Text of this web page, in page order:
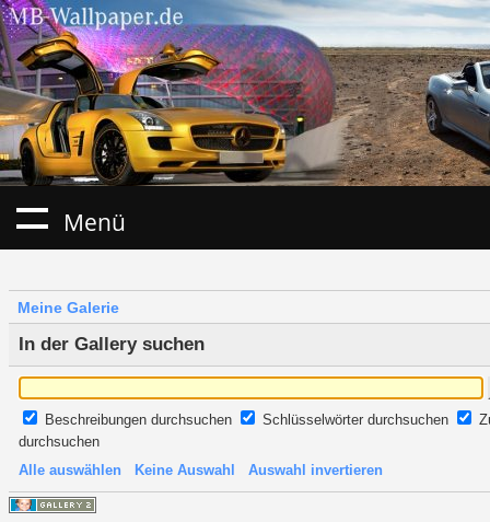
Menü
Meine Galerie
In der Gallery suchen
Beschreibungen durchsuchen Schlüsselwörter durchsuchen
durchsuchen
Alle auswählen
Keine Auswahl Auswahl invertieren